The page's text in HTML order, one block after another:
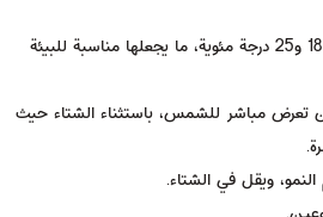
الحرارة: تنمو بشكل مثالي بين 18 و25 درجة مئوية، ما يجعلها مناسبة للبيئة
تعرض مباشر للشمس، باستثناء الشتاء حيث
ويقل في الشتاء.